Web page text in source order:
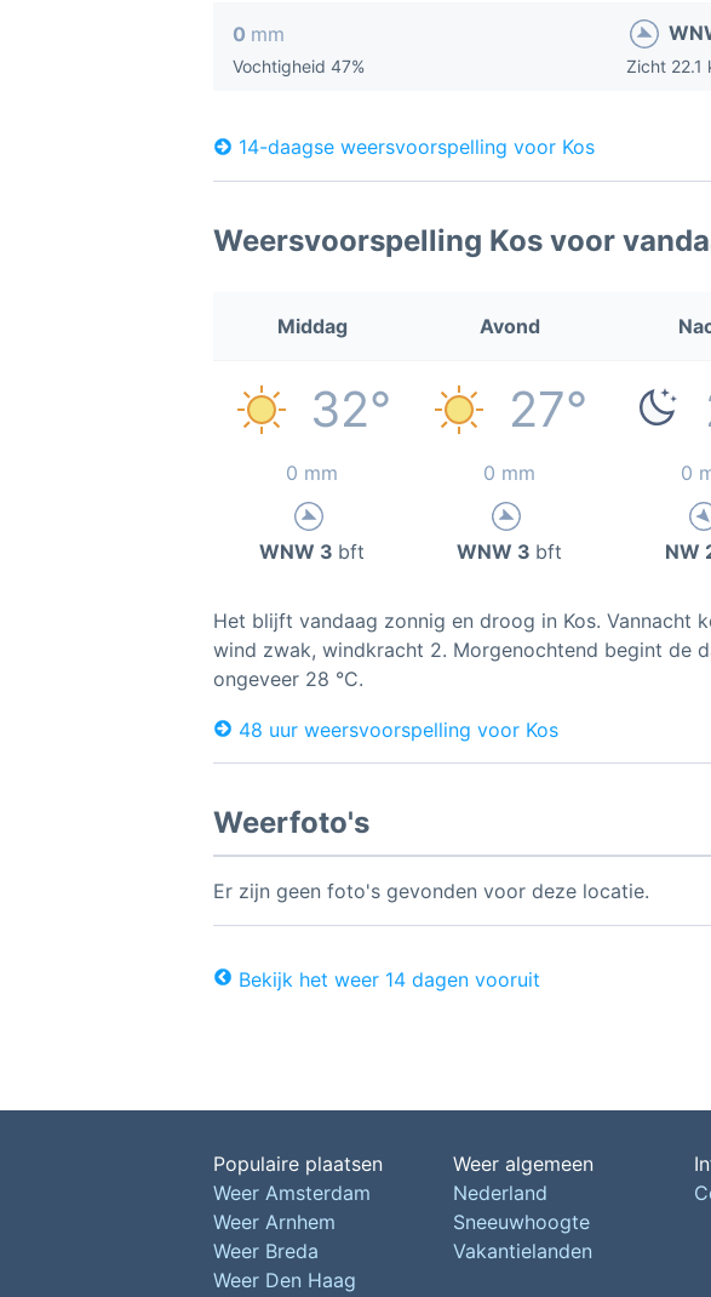
0 mm
Vochtigheid 47% Zicht 22.1
14-daagse weersvoorspelling voor Kos
Weersvoorspelling Kos voor
Middag Avond
32° 27°
0 mm 0 mm 0
WNW 3 bft WNW 3 bft NW
Het blijft vandaag zonnig en droog in Kos. Vannacht
wind zwak, windkracht 2. Morgenochtend begint de
ongeveer 28 °C.
48 uur weersvoorspelling voor Kos
Weerfoto's
Er zijn geen foto's gevonden voor deze locatie.
Bekijk het weer 14 dagen vooruit
Populaire plaatsen
Weer Amsterdam
Weer Arnhem
Weer Breda
Weer Den Haag
Weer algemeen
Nederland
Sneeuwhoogte
Vakantielanden